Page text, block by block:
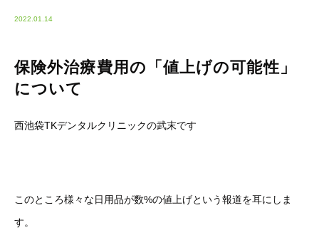
2022.01.14
保険外治療費用の「値上げの可能性」
について
西池袋TKデンタルクリニックの武末です
このところ様々な日用品が数%の値上げという報道を耳にしま
す。